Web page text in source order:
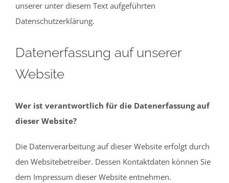
unserer unter diesem Text aufgeführten
Datenschutzerklärung.
Datenerfassung auf unserer
Website
Wer ist verantwortlich für die Datenerfassung auf
dieser Website?
Die Datenverarbeitung auf dieser Website erfolgt durch
den Websitebetreiber. Dessen Kontaktdaten können Sie
dem Impressum dieser Website entnehmen.